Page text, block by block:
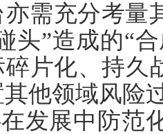
亦需充分考量
头”造成的“
片化、持久
他领域风险
发展中防范